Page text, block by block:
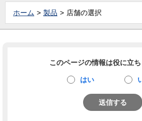
ホーム 製品 店舗の選択
このページの情報は役に立
はい
送信する